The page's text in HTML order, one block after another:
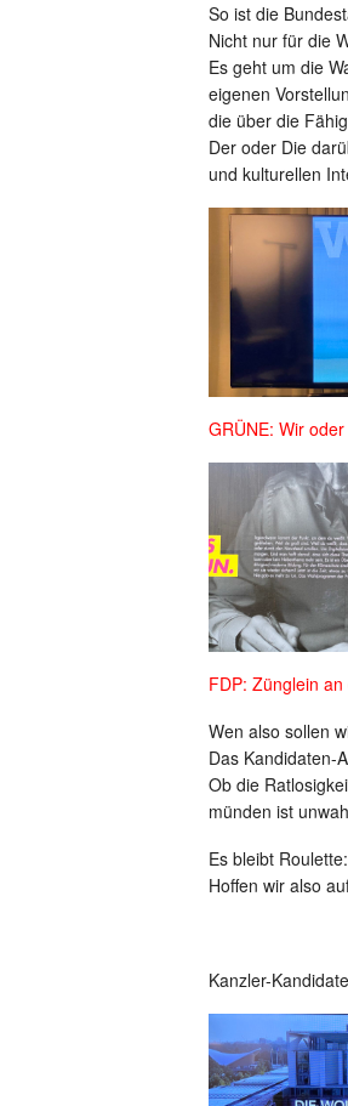
So ist die
Nicht nur für die
Es geht um die
eigenen
die über die
Der oder Die
und kulturellen
GRÜNE: Wir
FDP: Zünglein
Wen also sollen
Das Kandidaten-
Ob die
münden ist
Es bleibt
Hoffen wir also
Kanzler-